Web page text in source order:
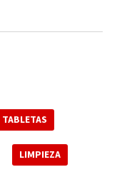
TABLETAS
LIMPIEZA